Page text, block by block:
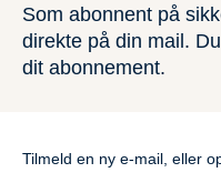
Som abonnent på
direkte på din mail.
dit abonnement.
Tilmeld en ny e-mail, eller